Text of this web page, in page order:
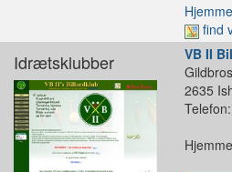
find
Idrætsklubber
VB II
2635